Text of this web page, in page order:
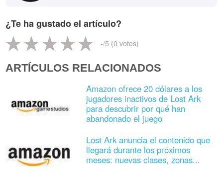
¿Te ha gustado el artículo?
-/5 (0 votos)
ARTÍCULOS RELACIONADOS
Amazon ofrece 20 dólares a los
jugadores inactivos de Lost Ark
para descubrir por qué han
abandonado el juego
Lost Ark anuncia el contenido que
llegará durante los próximos
meses: nuevas clases, zonas...